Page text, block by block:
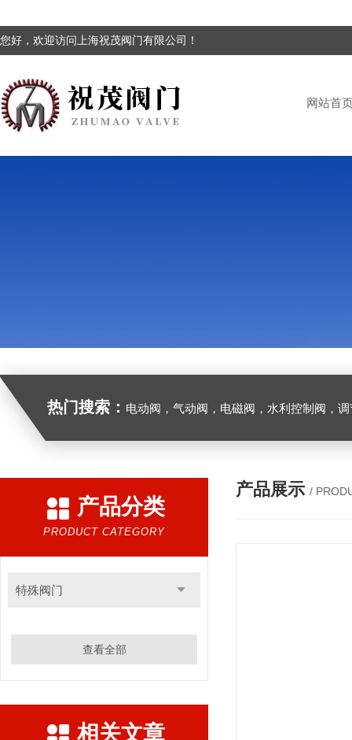
您好，欢迎访问上海祝茂阀门有限公司！
网站首
热门搜索： 电动阀，气动阀，电磁阀，水利控制阀，调节
产品分类
PRODUCT CATEGORY
特殊阀门
查看全部
相关文章
产品展示 /